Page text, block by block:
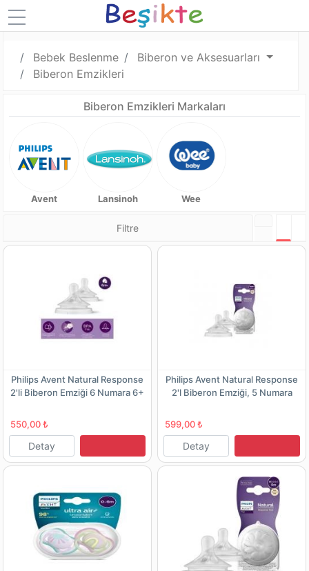
Bebek Beslenme
Biberon ve Aksesuarları
Biberon Emzikleri
Biberon Emzikleri Markaları
Avent Lansinoh Wee
Filtre
Philips Avent Natural Response
2'li Biberon Emziği 6 Numara 6+
550,00 ₺
Detay
Philips Avent Natural Response
2'l Biberon Emziği, 5 Numara
599,00 ₺
Detay